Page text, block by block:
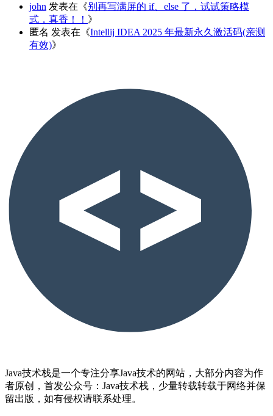
john 发表在《别再写满屏的 if、else 了，试试策略模
式，真香！！ 》
匿名 发表在《Intellij IDEA 2025 年最新永久激活码(亲测
有效)》
Java技术栈是一个专注分享Java技术的网站，大部分内容为作
者原创，首发公众号：Java技术栈，少量转载转载于网络并保
留出版，如有侵权请联系处理。